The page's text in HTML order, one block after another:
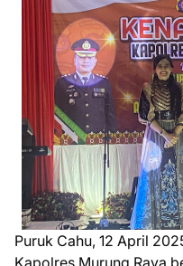
Puruk Cahu, 12 April
Kapolres Murung Raya